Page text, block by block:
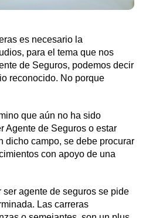
es necesario la
para el tema que nos
de Seguros, podemos decir
reconocido. No porque
que aún no ha sido
Agente de Seguros o estar
dicho campo, se debe procurar
con apoyo de una
ser agente de seguros se pide
Las carreras